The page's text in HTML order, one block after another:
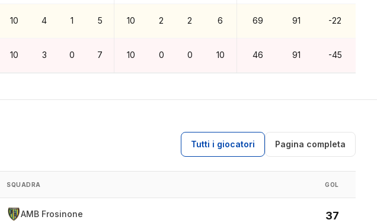
10 4 1 5 10 2 2 6 69 91 -22
10 3 0 7 10 0 0 10 46 91 -45
Tutti i giocatori Pagina completa
SQUADRA GOL
AMB Frosinone 37